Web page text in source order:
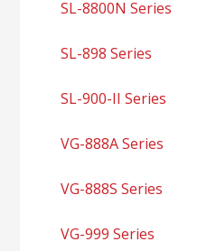
SL-8800N Series
SL-898 Series
SL-900-II Series
VG-888A Series
VG-888S Series
VG-999 Series